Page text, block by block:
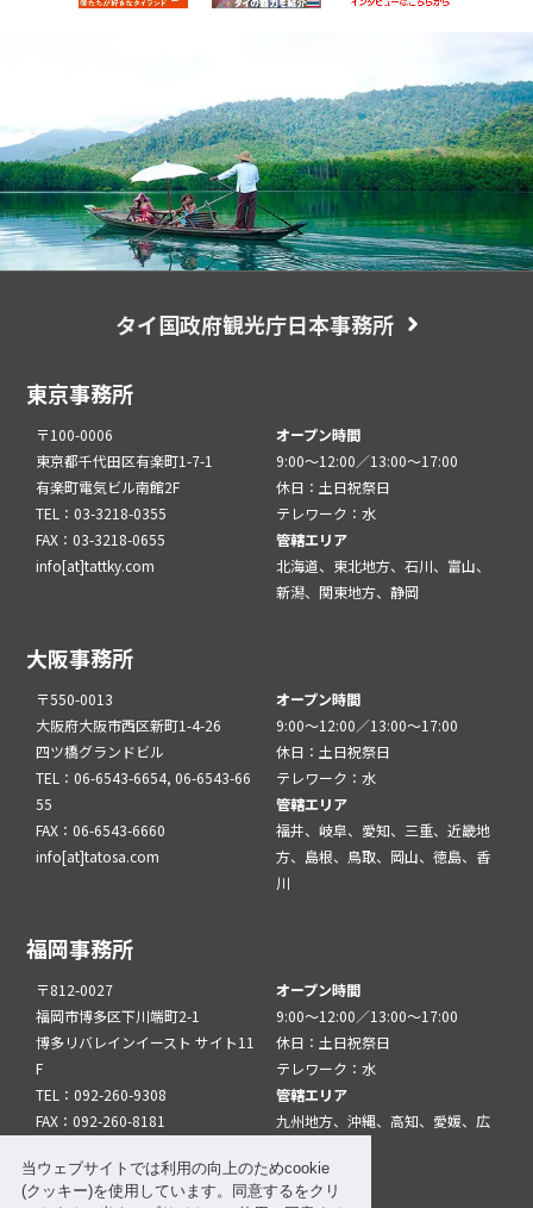
当ウェブサイトでは利用の向上のためcookie
(クッキー)を使用しています。同意するをクリ
タイ国政府観光庁日本事務所
東京事務所
〒100-0006
東京都千代田区有楽町1-7-1
有楽町電気ビル南館2F
TEL：03-3218-0355
FAX：03-3218-0655
info[at]tattky.com
オープン時間
9:00～12:00／13:00～17:00
休日：土日祝祭日
テレワーク：水
管轄エリア
北海道、東北地方、石川、富山、
新潟、関東地方、静岡
大阪事務所
〒550-0013
大阪府大阪市西区新町1-4-26
四ツ橋グランドビル
TEL：06-6543-6654, 06-6543-66
55
FAX：06-6543-6660
info[at]tatosa.com
オープン時間
9:00～12:00／13:00～17:00
休日：土日祝祭日
テレワーク：水
管轄エリア
福井、岐阜、愛知、三重、近畿地
方、島根、鳥取、岡山、徳島、香
川
福岡事務所
〒812-0027
福岡市博多区下川端町2-1
博多リバレインイースト サイト11
F
TEL：092-260-9308
FAX：092-260-8181
オープン時間
9:00～12:00／13:00～17:00
休日：土日祝祭日
テレワーク：水
管轄エリア
九州地方、沖縄、高知、愛媛、広